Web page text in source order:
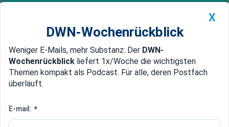
Newsticker MEIN DWN: Geldanlage Premium
Edelmetalle DWN-Magazin China
Europa steht mit Klima-Politik
X
DWN-Wochenrückblick
Weniger E-Mails, mehr Substanz: Der DWN-
Wochenrückblick liefert 1x/Woche die wichtigsten
Themen kompakt als Podcast. Für alle, deren Postfach
überläuft.
E-mail: *